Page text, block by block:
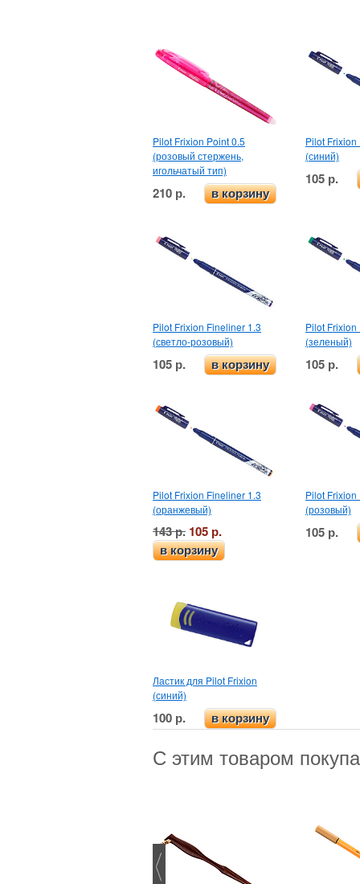
Pilot Frixion Point 0.5
(розовый стержень,
игольчатый тип)
210 р. в корзину
Pilot
(синий)
105 р.
Pilot Frixion Fineliner 1.3
(светло-розовый)
105 р. в корзину
Pilot
(зеленый)
105 р.
Pilot Frixion Fineliner 1.3
(оранжевый)
143 р. 105 р.
в корзину
Pilot
(розовый)
105 р.
Ластик для Pilot Frixion
(синий)
100 р. в корзину
С этим товаром